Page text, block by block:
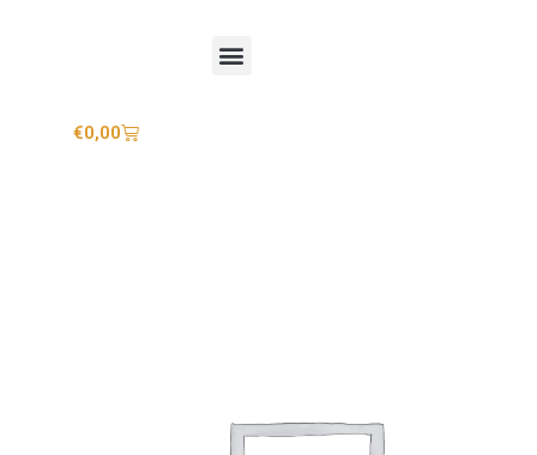
€0,00